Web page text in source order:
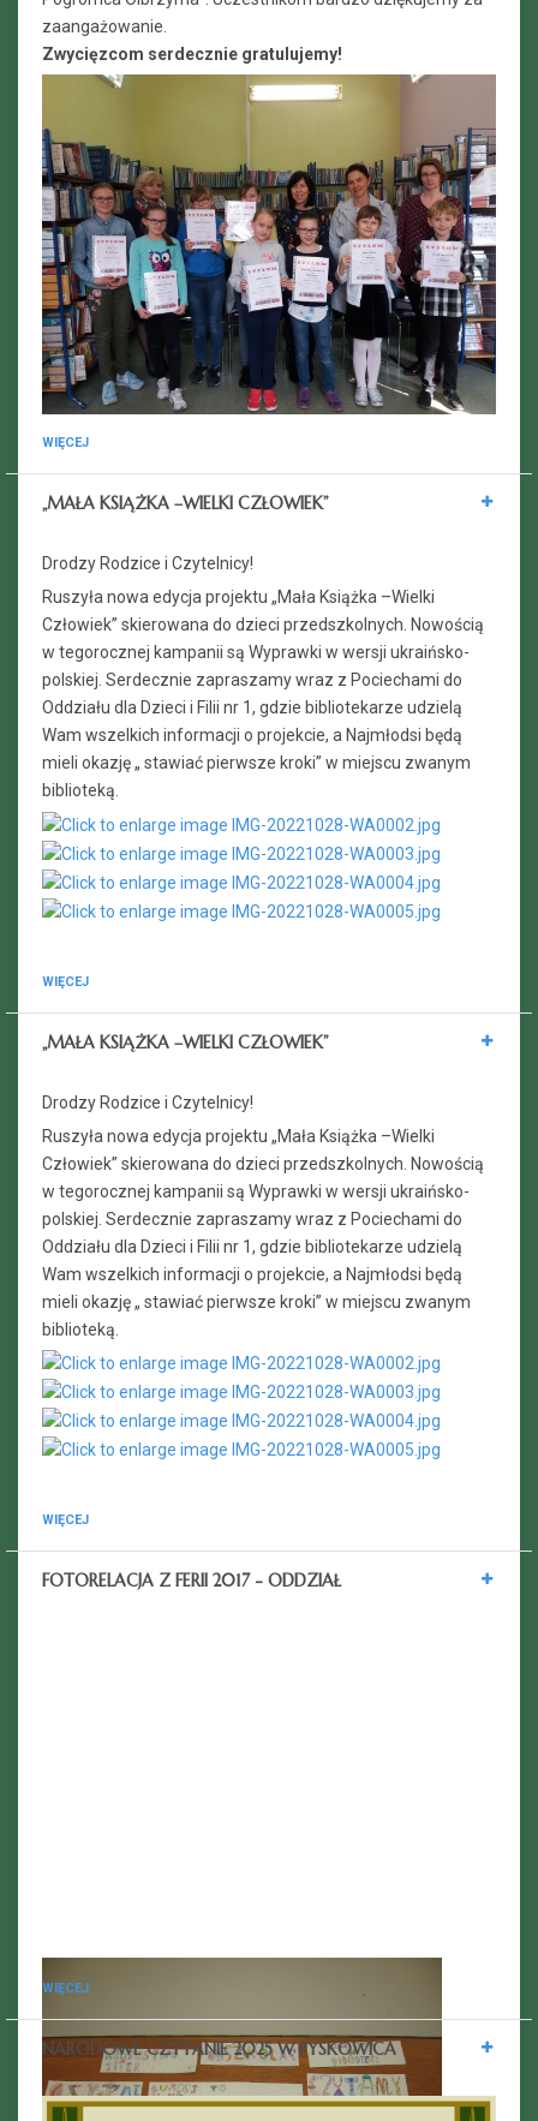
zaangażowanie.
Zwycięzcom serdecznie gratulujemy!
WIĘCEJ
„MAŁA KSIĄŻKA –WIELKI CZŁOWIEK”
Drodzy Rodzice i Czytelnicy!
Ruszyła nowa edycja projektu „Mała Książka –Wielki
Człowiek” skierowana do dzieci przedszkolnych. Nowością
w tegorocznej kampanii są Wyprawki w wersji ukraińsko-
polskiej. Serdecznie zapraszamy wraz z Pociechami do
Oddziału dla Dzieci i Filii nr 1, gdzie bibliotekarze udzielą
Wam wszelkich informacji o projekcie, a Najmłodsi będą
mieli okazję „ stawiać pierwsze kroki” w miejscu zwanym
biblioteką.
WIĘCEJ
„MAŁA KSIĄŻKA –WIELKI CZŁOWIEK”
Drodzy Rodzice i Czytelnicy!
Ruszyła nowa edycja projektu „Mała Książka –Wielki
Człowiek” skierowana do dzieci przedszkolnych. Nowością
w tegorocznej kampanii są Wyprawki w wersji ukraińsko-
polskiej. Serdecznie zapraszamy wraz z Pociechami do
Oddziału dla Dzieci i Filii nr 1, gdzie bibliotekarze udzielą
Wam wszelkich informacji o projekcie, a Najmłodsi będą
mieli okazję „ stawiać pierwsze kroki” w miejscu zwanym
biblioteką.
WIĘCEJ
FOTORELACJA Z FERII 2017 - ODDZIAŁ
WIĘCEJ
NARODOWE CZYTANIE 2025 W PYSKOWICA